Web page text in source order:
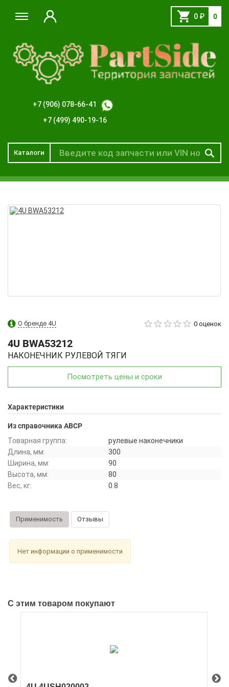
0 ₽ 0
+7 (906) 078-66-41
+7 (499) 490-19-16
Каталоги
О бренде 4U 0 оценок
4U BWA53212
НАКОНЕЧНИК РУЛЕВОЙ ТЯГИ
Посмотреть цены и сроки
Характеристики
Из справочника ABCP
Товарная группа:
рулевые наконечники
Длина, мм:
300
Ширина, мм:
90
Высота, мм:
80
Вес, кг:
0.8
Применимость Отзывы
Нет информации о применимости
С этим товаром покупают